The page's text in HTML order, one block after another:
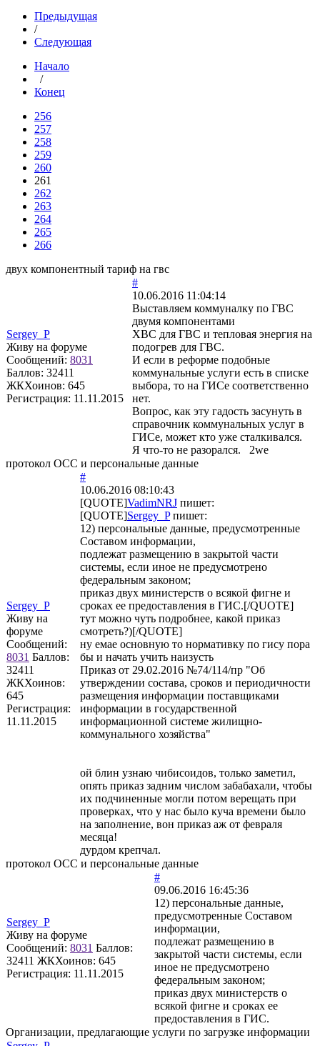
Предыдущая
/
Следующая
Начало
/
Конец
256
257
258
259
260
261
262
263
264
265
266
двух компонентный тариф на гвс
Sergey_P
Живу на форуме
Сообщений: 8031
Баллов: 32411
ЖКХоинов: 645
Регистрация: 11.11.2015
#
10.06.2016 11:04:14
Выставляем коммуналку по ГВС
двумя компонентами
ХВС для ГВС и тепловая энергия на
подогрев для ГВС.
И если в реформе подобные
коммунальные услуги есть в списке
выбора, то на ГИСе соответственно
нет.
Вопрос, как эту гадость засунуть в
справочник коммунальных услуг в
ГИСе, может кто уже сталкивался.
Я что-то не разорался. 2we
протокол ОСС и персональные данные
Sergey_P
Живу на
форуме
Сообщений:
8031 Баллов:
32411
ЖКХоинов:
645
Регистрация:
11.11.2015
#
10.06.2016 08:10:43
[QUOTE]VadimNRJ пишет:
[QUOTE]Sergey_Pпишет:
12) персональные данные, предусмотренные
Составом информации,
подлежат размещению в закрытой части
системы, если иное не предусмотрено
федеральным законом;
приказ двух министерств о всякой фигне и
сроках ее предоставления в ГИС.[/QUOTE]
тут можно чуть подробнее, какой приказ
смотреть?)[/QUOTE]
ну емае основную то нормативку по гису пора
бы и начать учить наизусть
Приказ от 29.02.2016 №74/114/пр "Об
утверждении состава, сроков и периодичности
размещения информации поставщиками
информации в государственной
информационной системе жилищно-
коммунального хозяйства"
ой блин узнаю чибисоидов, только заметил,
опять приказ задним числом забабахали, чтобы
их подчиненные могли потом верещать при
проверках, что у нас было куча времени было
на заполнение, вон приказ аж от февраля
месяца!
дурдом крепчал.
протокол ОСС и персональные данные
Sergey_P
Живу на форуме
Сообщений: 8031 Баллов:
32411 ЖКХоинов: 645
Регистрация: 11.11.2015
#
09.06.2016 16:45:36
12) персональные данные,
предусмотренные Составом
информации,
подлежат размещению в
закрытой части системы, если
иное не предусмотрено
федеральным законом;
приказ двух министерств о
всякой фигне и сроках ее
предоставления в ГИС.
Организации, предлагающие услуги по загрузке информации